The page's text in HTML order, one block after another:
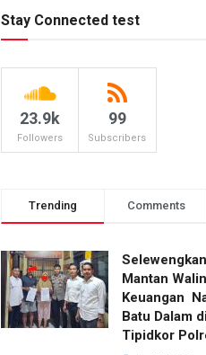
Stay Connected test
23.9k
Followers
99
Subscribers
Trending Comments
Mantan
Keuangan
Batu Dalam
Tipidkor